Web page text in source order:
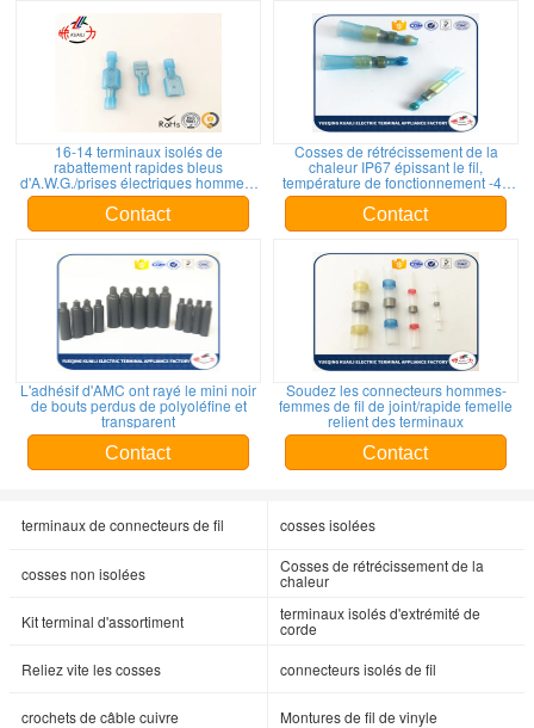
16-14 terminaux isolés de
rabattement rapides bleus
d'A.W.G./prises électriques hommes-
femmes
Contact
Cosses de rétrécissement de la
chaleur IP67 épissant le fil,
température de fonctionnement -40
~125 degrés
Contact
L'adhésif d'AMC ont rayé le mini noir
de bouts perdus de polyoléfine et
transparent
Contact
Soudez les connecteurs hommes-
femmes de fil de joint/rapide femelle
relient des terminaux
Contact
terminaux de connecteurs de fil cosses isolées
cosses non isolées Cosses de rétrécissement de la
chaleur
Kit terminal d'assortiment
terminaux isolés d'extrémité de
corde
Reliez vite les cosses
connecteurs isolés de fil
crochets de câble cuivre Montures de fil de vinyle